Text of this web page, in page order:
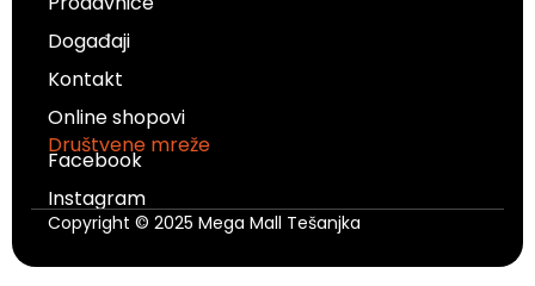
Događaji
Kontakt
Online shopovi
Društvene mreže
Facebook
Instagram
Copyright © 2025 Mega Mall Tešanjka